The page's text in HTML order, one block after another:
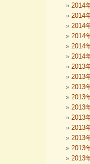
2014
2014
2014
2014
2014
2014
2013
2013
2013
2013
2013
2013
2013
2013
2013
2013